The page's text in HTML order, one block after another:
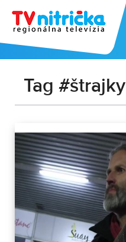
Tag #štrajky